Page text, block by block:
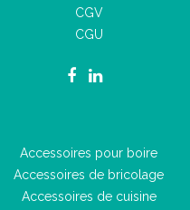
CGV
CGU
Accessoires pour boire
Accessoires de bricolage
Accessoires de cuisine